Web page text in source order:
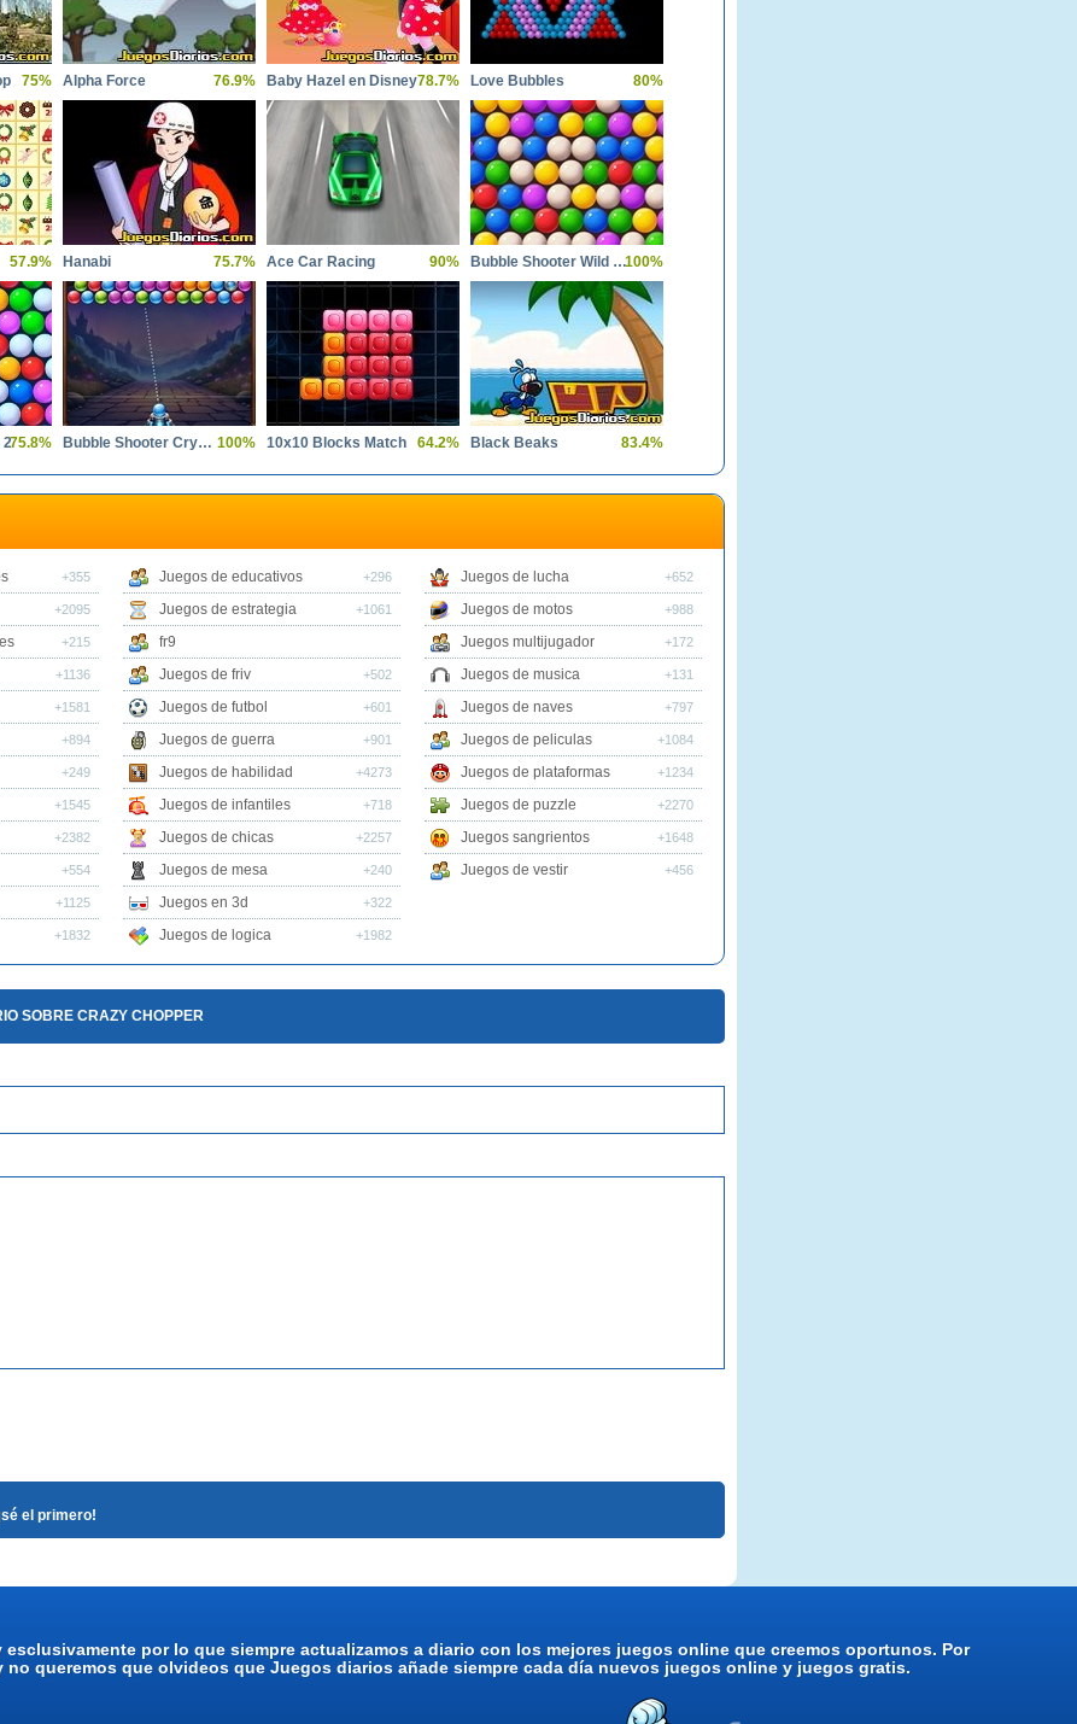
75% Alpha Force 76.9% Baby Hazel en Disney78.7% Love Bubbles 80%
57.9% Hanabi 75.7% Ace Car Racing 90% Bubble Shooter Wild West100%
275.8% Bubble Shooter Crystal Hunt 100% 10x10 Blocks Match 64.2% Black Beaks 83.4%
+355
+2095
+215
+1136
+1581
+894
+249
+1545
+2382
+554
+1125
+1832
Juegos de educativos +296
Juegos de estrategia +1061
fr9
Juegos de friv
+502
Juegos de futbol +601
Juegos de guerra +901
Juegos de habilidad +4273
Juegos de infantiles +718
Juegos de chicas +2257
Juegos de mesa +240
Juegos en 3d +322
Juegos de logica +1982
Juegos de lucha +652
Juegos de motos +988
Juegos multijugador +172
Juegos de musica +131
Juegos de naves +797
Juegos de peliculas +1084
Juegos de plataformas +1234
Juegos de puzzle +2270
Juegos sangrientos +1648
Juegos de vestir +456
SOBRE CRAZY CHOPPER
el primero!
por lo que siempre actualizamos a diario con los mejores juegos online que creemos oportunos. Por
queremos que olvideos que Juegos diarios añade siempre cada día nuevos juegos online y juegos gratis.